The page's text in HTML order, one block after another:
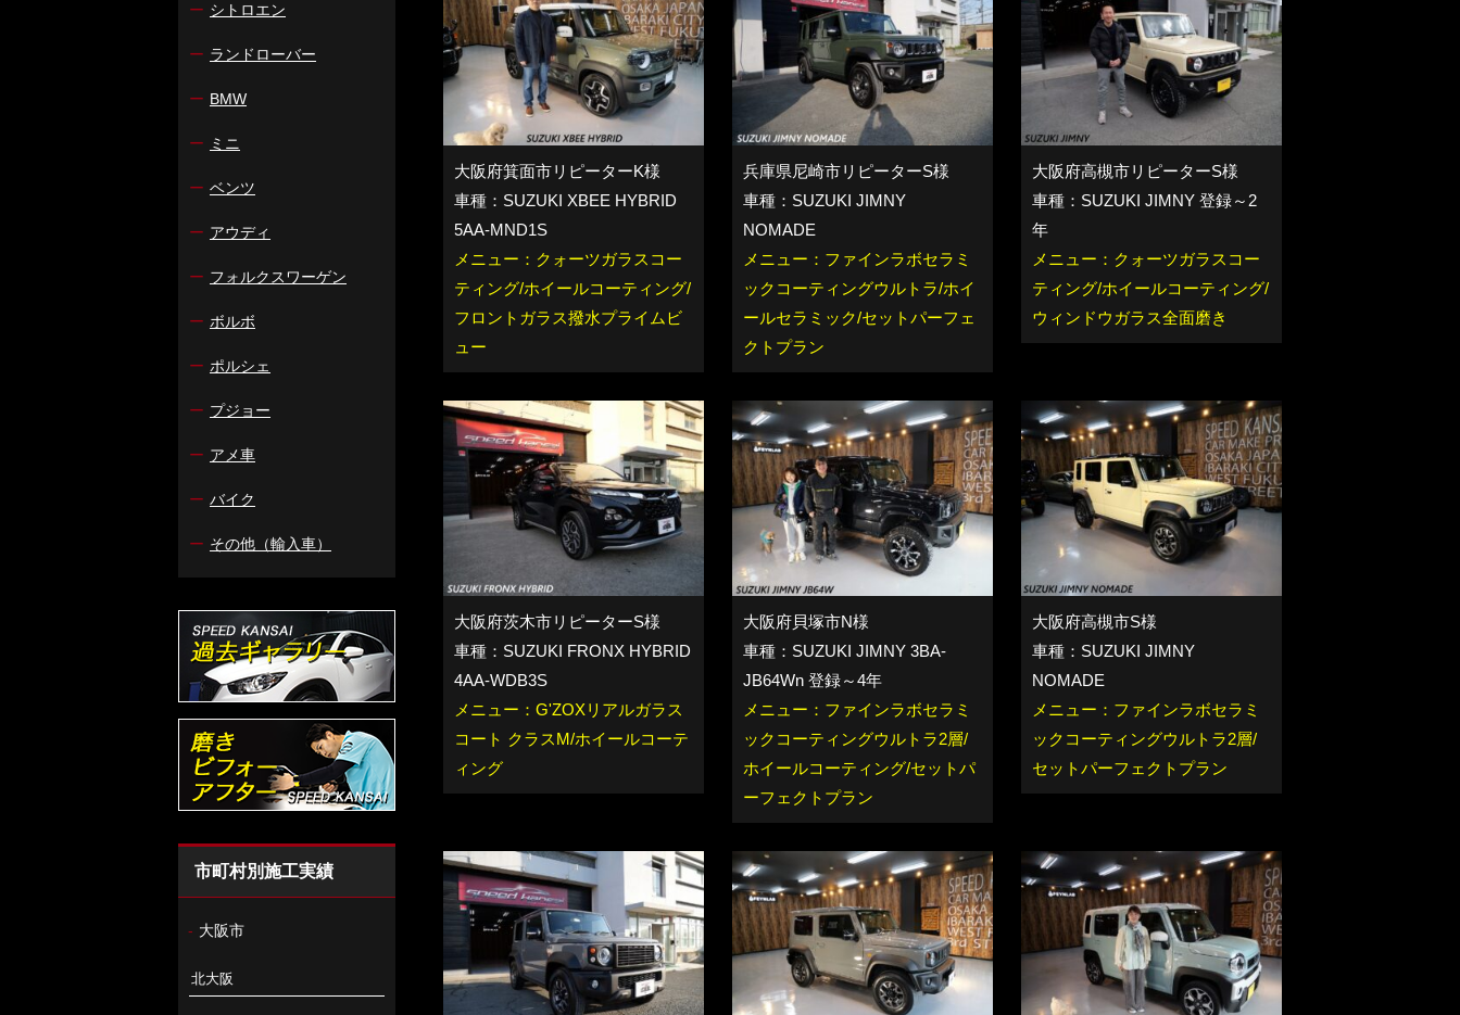
大阪府箕面市リピーターK様
車種：SUZUKI XBEE HYBRID
5AA-MND1S
メニュー：クォーツガラスコー
ティング/ホイールコーティング/
フロントガラス撥水プライムビ
ュー
兵庫県尼崎市リピーターS様
車種：SUZUKI JIMNY
NOMADE
メニュー：ファインラボセラミ
ックコーティングウルトラ/ホイ
ールセラミック/セットパーフェ
クトプラン
大阪府高槻市リピーターS様
車種：SUZUKI JIMNY 登録～2
年
メニュー：クォーツガラスコー
ティング/ホイールコーティング/
ウィンドウガラス全面磨き
大阪府茨木市リピーターS様
車種：SUZUKI FRONX HYBRID
4AA-WDB3S
メニュー：G'ZOXリアルガラス
コート クラスM/ホイールコーテ
ィング
大阪府貝塚市N様
車種：SUZUKI JIMNY 3BA-
JB64Wn 登録～4年
メニュー：ファインラボセラミ
ックコーティングウルトラ2層/
ホイールコーティング/セットパ
ーフェクトプラン
大阪府高槻市S様
車種：SUZUKI JIMNY
NOMADE
メニュー：ファインラボセラミ
ックコーティングウルトラ2層/
セットパーフェクトプラン
ー シトロエン
ー ランドローバー
ー BMW
ー ミニ
ー ベンツ
ー アウディ
ー フォルクスワーゲン
ー ボルボ
ー ポルシェ
ー プジョー
ー アメ車
ー バイク
ー その他（輸入車）
市町村別施工実績
- 大阪市
北大阪